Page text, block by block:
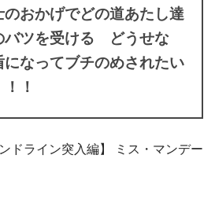
のおかげでどの道あたし達
バツを受ける どうせな
なってブチのめされたい
！
ドライン突入編】 ミス・マンデー